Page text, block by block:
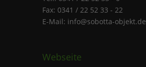
Fax: 0341 / 22 52 33 - 22
E-Mail: info@sobotta-objekt.de
Webseite